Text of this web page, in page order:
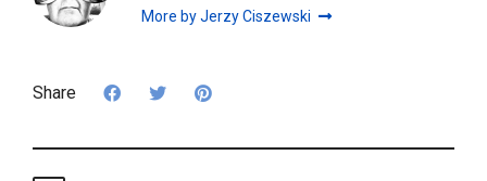
More by Jerzy Ciszewski
Share